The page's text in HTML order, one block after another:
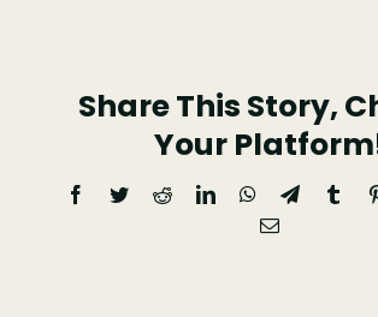
Share This Story,
Your
Facebook
TwitterRedditLinkedInWhatsApp
Telegram
Email